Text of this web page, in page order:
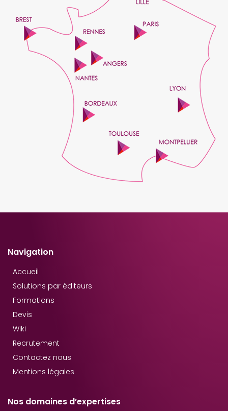
Navigation
Accueil
Solutions par éditeurs
Formations
Devis
Wiki
Recrutement
Contactez nous
Mentions légales
Nos domaines d’expertises